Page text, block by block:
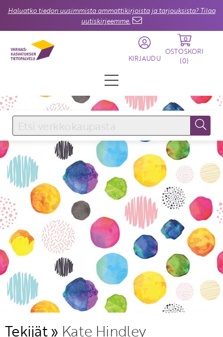
Haluatko tiedon uusimmista ammattikirjoista ja tarjouksista? Tilaa
uutiskirjeemme.
KIRJAUDU
0
OSTOSKORI
(0)
KIRJAUDU SISÄÄN
Käyttäjätunnus
Salasana
Unohtuiko salasana?
KIRJAUDU SISÄÄN
Etkö ole vielä Varhaiskasvatuksen Tietopalvelun
jäsen?
Liity tästä!
Tekijät » Kate Hindley